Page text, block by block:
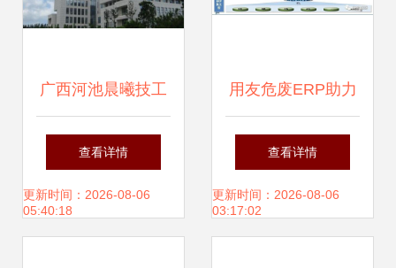
广西河池晨曦技工
学校 培养软件开发
人才的沃土
查看详情
更新时间：2026-08-06
05:40:18
用友危废ERP助力
中国危废处置企业
走向精细化、集团
查看详情
更新时间：2026-08-06
03:17:02